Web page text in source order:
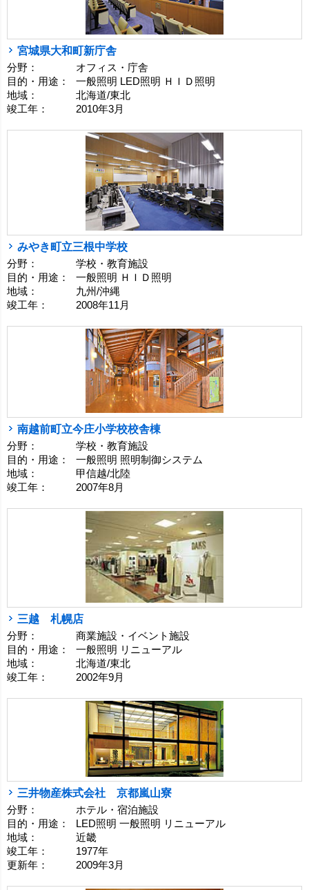
宮城県大和町新庁舎
分野：
オフィス・庁舎
目的・用途：
一般照明 LED照明 ＨＩＤ照明
地域：
北海道/東北
竣工年：
2010年3月
みやき町立三根中学校
分野：
学校・教育施設
目的・用途：
一般照明 ＨＩＤ照明
地域：
九州/沖縄
竣工年：
2008年11月
南越前町立今庄小学校校舎棟
分野：
学校・教育施設
目的・用途：
一般照明 照明制御システム
地域：
甲信越/北陸
竣工年：
2007年8月
三越 札幌店
分野：
商業施設・イベント施設
目的・用途：
一般照明 リニューアル
地域：
北海道/東北
竣工年：
2002年9月
三井物産株式会社 京都嵐山寮
分野：
ホテル・宿泊施設
目的・用途：
LED照明 一般照明 リニューアル
地域：
近畿
竣工年：
1977年
更新年：
2009年3月